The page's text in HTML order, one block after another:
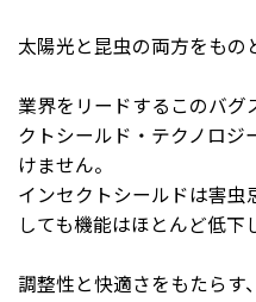
太陽光と昆虫の両方をもの
業界をリードするこのバグ
クトシールド・テクノロジ
けません。
インセクトシールドは害
しても機能はほとんど低下
調整性と快適さをもたらす